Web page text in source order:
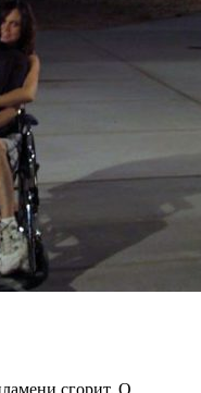
сгорит. О